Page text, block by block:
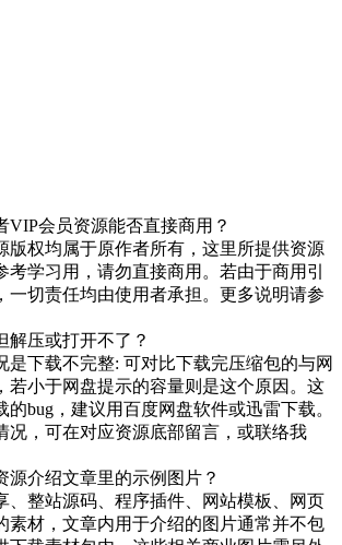
VIP会员资源能否直接商用？
版权均属于原作者所有，这里所提供资源
考学习用，请勿直接商用。若由于商用引
一切责任均由使用者承担。更多说明请参
解压或打开不了？
是下载不完整: 可对比下载完压缩包的与网
若小于网盘提示的容量则是这个原因。这
的bug，建议用百度网盘软件或迅雷下载。
况，可在对应资源底部留言，或联络我
源介绍文章里的示例图片？
、整站源码、程序插件、网站模板、网页
素材，文章内用于介绍的图片通常并不包